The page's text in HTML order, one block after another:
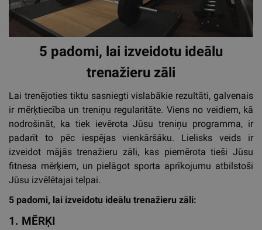
5 padomi, lai izveidotu ideālu
trenažieru zāli
Lai trenējoties tiktu sasniegti vislabākie rezultāti, galvenais
ir mērķtiecība un treniņu regularitāte. Viens no veidiem, kā
nodrošināt, ka tiek ievērota Jūsu treniņu programma, ir
padarīt to pēc iespējas vienkāršāku. Lielisks veids ir
izveidot mājās trenažieru zāli, kas piemērota tieši Jūsu
fitnesa mērķiem, un pielāgot sporta aprīkojumu atbilstoši
Jūsu izvēlētajai telpai.
5 padomi, lai izveidotu ideālu trenažieru zāli:
1. MĒRĶI